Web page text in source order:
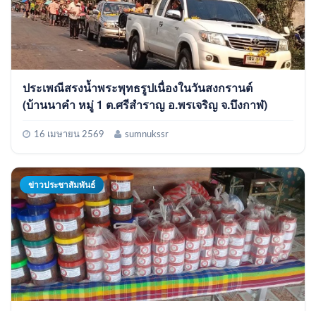
ประเพณีสรงน้ำพระพุทธรูปเนื่องในวันสงกรานต์
(บ้านนาคำ หมู่ 1 ต.ศรีสำราญ อ.พรเจริญ จ.บึงกาฬ)
16 เมษายน 2569 sumnukssr
ข่าวประชาสัมพันธ์